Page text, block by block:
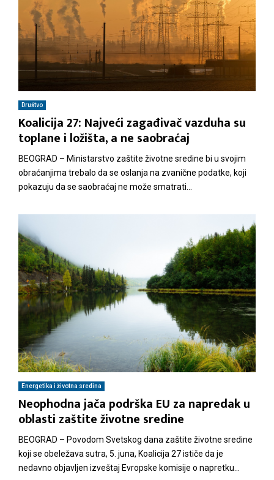
Društvo
Koalicija 27: Najveći zagađivač vazduha su
toplane i ložišta, a ne saobraćaj
BEOGRAD – Ministarstvo zaštite životne sredine bi u svojim
obraćanjima trebalo da se oslanja na zvanične podatke, koji
pokazuju da se saobraćaj ne može smatrati...
Energetika i životna sredina
Neophodna jača podrška EU za napredak u
oblasti zaštite životne sredine
BEOGRAD – Povodom Svetskog dana zaštite životne sredine
koji se obeležava sutra, 5. juna, Koalicija 27 ističe da je
nedavno objavljen izveštaj Evropske komisije o napretku...